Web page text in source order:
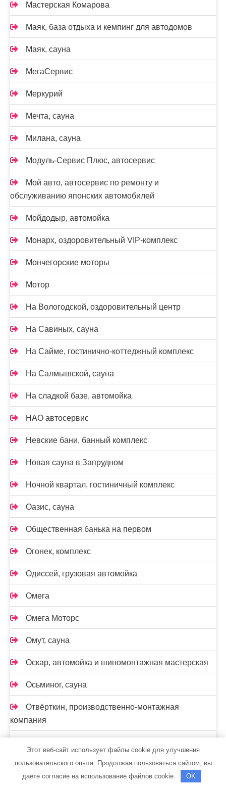
Мастерская Комарова
Маяк, база отдыха и кемпинг для автодомов
Маяк, сауна
МегаСервис
Меркурий
Мечта, сауна
Милана, сауна
Модуль-Сервис Плюс, автосервис
Мой авто, автосервис по ремонту и
обслуживанию японских автомобилей
Мойдодыр, автомойка
Монарх, оздоровительный VIP-комплекс
Мончегорские моторы
Мотор
На Вологодской, оздоровительный центр
На Савиных, сауна
На Сайме, гостинично-коттеджный комплекс
На Салмышской, сауна
На сладкой базе, автомойка
НАО автосервис
Невские бани, банный комплекс
Новая сауна в Запрудном
Ночной квартал, гостиничный комплекс
Оазис, сауна
Общественная банька на первом
Огонек, комплекс
Одиссей, грузовая автомойка
Омега
Омега Моторс
Омут, сауна
Оскар, автомойка и шиномонтажная мастерская
Осьминог, сауна
Отвёрткин, производственно-монтажная
компания
Парок, сауна
Этот веб-сайт использует файлы cookie для улучшения
пользовательского опыта. Продолжая пользоваться сайтом, вы
даете согласие на использование файлов cookie.
OK